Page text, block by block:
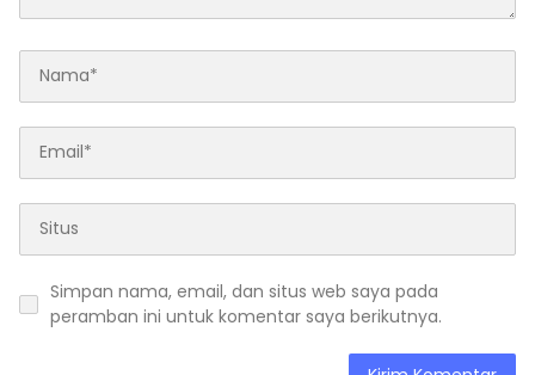
Simpan nama, email, dan situs web saya pada
peramban ini untuk komentar saya berikutnya.